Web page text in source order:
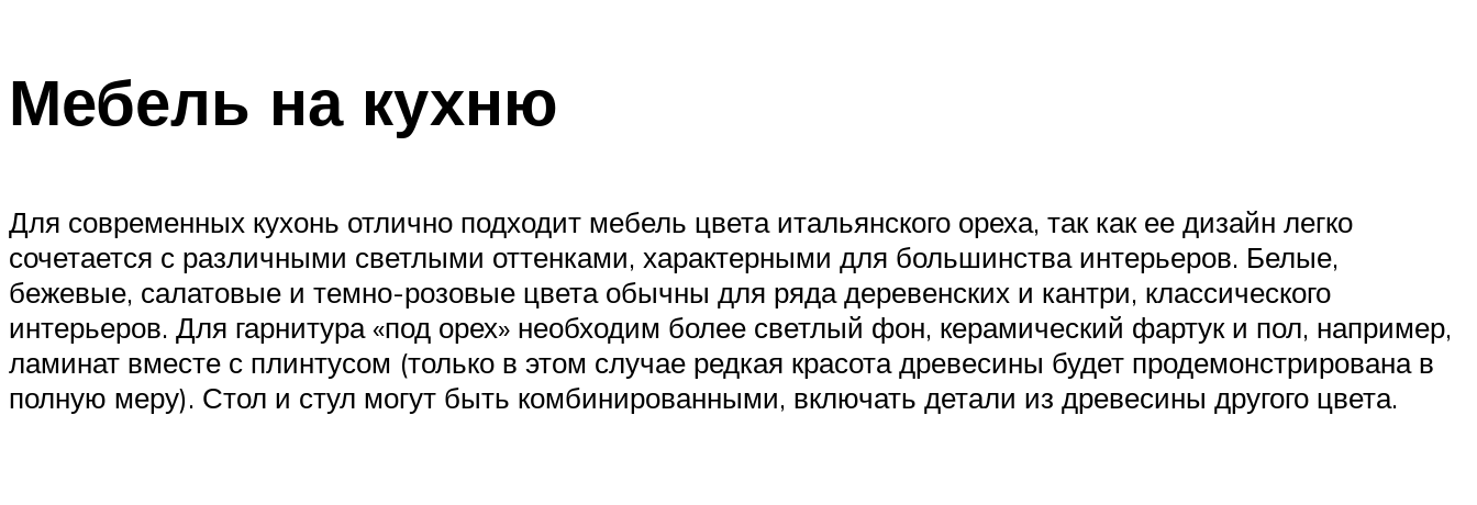
Мебель на кухню
Для современных кухонь отлично подходит мебель цвета итальянского ореха, так как ее дизайн легко
сочетается с различными светлыми оттенками, характерными для большинства интерьеров. Белые,
бежевые, салатовые и темно-розовые цвета обычны для ряда деревенских и кантри, классического
интерьеров. Для гарнитура «под орех» необходим более светлый фон, керамический фартук и пол, например,
ламинат вместе с плинтусом (только в этом случае редкая красота древесины будет продемонстрирована в
полную меру). Стол и стул могут быть комбинированными, включать детали из древесины другого цвета.